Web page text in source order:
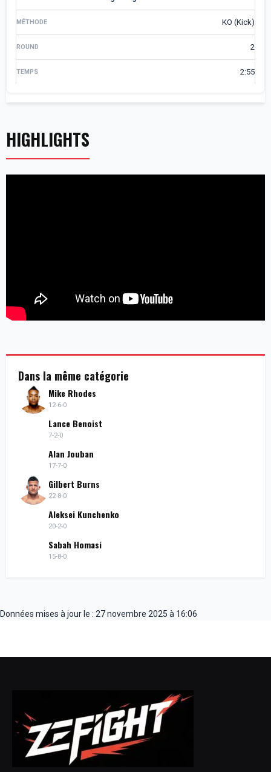
KO (Kick)
2
2:55
HIGHLIGHTS
Dans la même catégorie
Mike Rhodes
12-6-0
Lance Benoist
7-2-0
Alan Jouban
17-7-0
Gilbert Burns
22-8-0
Aleksei Kunchenko
20-2-0
Sabah Homasi
15-8-0
Données mises à jour le : 27 novembre 2025 à 16:06